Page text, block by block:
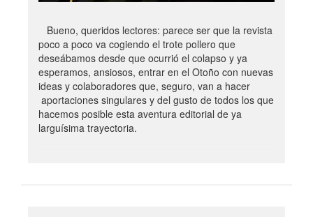
Bueno, queridos lectores: parece ser que la revista
poco a poco va cogiendo el trote pollero que
deseábamos desde que ocurrió el colapso y ya
esperamos, ansiosos, entrar en el Otoño con nuevas
ideas y colaboradores que, seguro, van a hacer
aportaciones singulares y del gusto de todos los que
hacemos posible esta aventura editorial de ya
larguísima trayectoria.